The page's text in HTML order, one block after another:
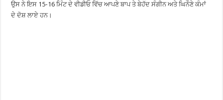
ਉਸ ਨੇ ਇਸ 15-16 ਮਿੰਟ ਦੇ ਵੀਡੀਓ ਵਿੱਚ ਆਪਣੇ ਬਾਪ ਤੇ ਬੇਹੱਦ ਸੰਗੀਨ ਅਤੇ ਘਿਨੌਣੇ ਕੰਮਾਂ
ਦੇ ਦੋਸ਼ ਲਾਏ ਹਨ।